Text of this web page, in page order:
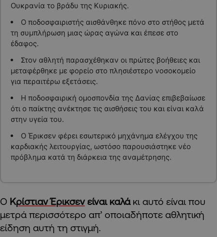
Ουκρανία το βράδυ της Κυριακής.
Ο ποδοσφαιριστής αισθάνθηκε πόνο στο στήθος μετά
τη συμπλήρωση μιας ώρας αγώνα και έπεσε στο
έδαφος.
Στον αθλητή παρασχέθηκαν οι πρώτες βοήθειες και
μεταφέρθηκε με φορείο στο πλησιέστερο νοσοκομείο
για περαιτέρω εξετάσεις.
Η ποδοσφαιρική ομοσπονδία της Δανίας επιβεβαίωσε
ότι ο παίκτης ανέκτησε τις αισθήσεις του και είναι καλά
στην υγεία του.
Ο Έρικσεν φέρει εσωτερικό μηχάνημα ελέγχου της
καρδιακής λειτουργίας, ωστόσο παρουσιάστηκε νέο
πρόβλημα κατά τη διάρκεια της αναμέτρησης.
Ο Κρίστιαν Έρικσενείναι καλάκι αυτό είναι που
μετρά περισσότερο απ’ οποιαδήποτε αθλητική
είδηση αυτή τη στιγμή.